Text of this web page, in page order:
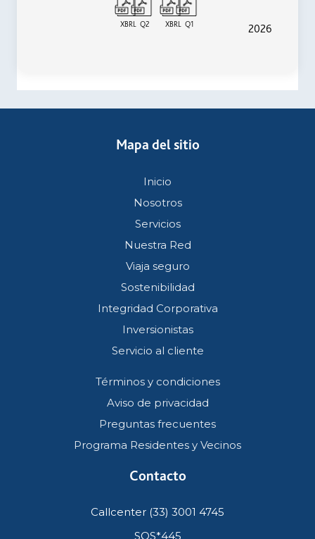
2026
Q1
XBRL
Q2
XBRL
Mapa del sitio
Inicio
Nosotros
Servicios
Nuestra Red
Viaja seguro
Sostenibilidad
Integridad Corporativa
Inversionistas
Servicio al cliente
Términos y condiciones
Aviso de privacidad
Preguntas frecuentes
Programa Residentes y Vecinos
Contacto
Callcenter (33) 3001 4745
SOS*445